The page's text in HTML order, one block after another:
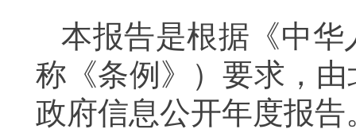
本报告是根据《中
称《条例》）要求，
政府信息公开年度报告